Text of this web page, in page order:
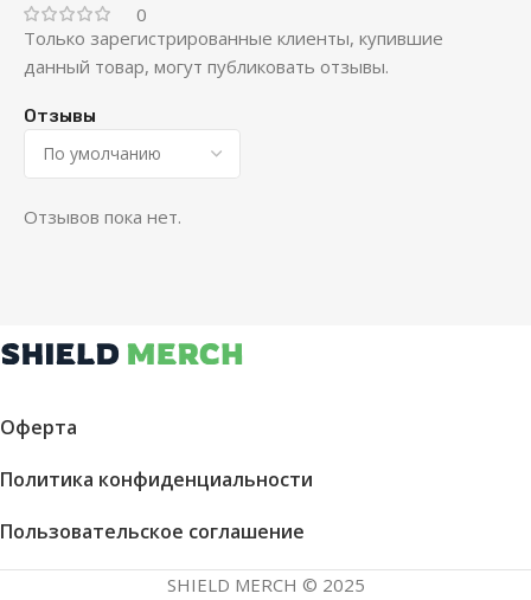
0
Отзывы
Отзывов пока нет.
Только зарегистрированные клиенты, купившие
данный товар, могут публиковать отзывы.
Оферта
Политика конфиденциальности
Пользовательское соглашение
SHIELD MERCH © 2025